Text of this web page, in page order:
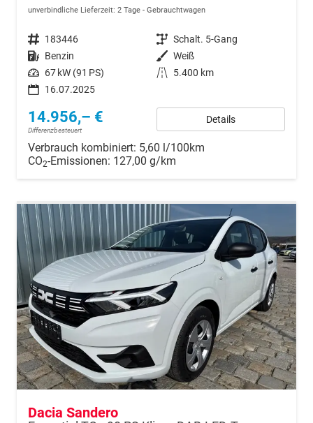
unverbindliche Lieferzeit: 2 Tage Gebrauchtwagen
Fahrzeugnr. 183446 Getriebe Schalt. 5-Gang
Kraftstoff Benzin Außenfarbe Weiß
Leistung 67 kW (91 PS) Kilometerstand
5.400 km
16.07.2025
14.956,– €
Differenzbesteuert
Details
Verbrauch kombiniert: 5,60 l/100km
CO2-Emissionen: 127,00 g/km
Dacia Sandero